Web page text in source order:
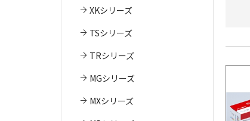
XKシリーズ
TSシリーズ
TRシリーズ
MGシリーズ
MXシリーズ